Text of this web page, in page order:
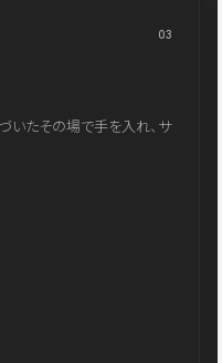
03
いたその場で手を入れ、サ